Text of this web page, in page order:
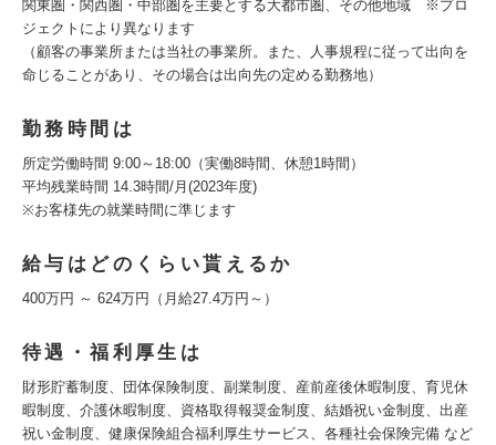
関東圏・関西圏・中部圏を主要とする大都市圏、その他地域 ※プロ
ジェクトにより異なります
（顧客の事業所または当社の事業所。また、人事規程に従って出向を
命じることがあり、その場合は出向先の定める勤務地）
勤務時間は
所定労働時間 9:00～18:00（実働8時間、休憩1時間）
平均残業時間 14.3時間/月(2023年度)
※お客様先の就業時間に準じます
給与はどのくらい貰えるか
400万円 ～ 624万円（月給27.4万円～）
待遇・福利厚生は
財形貯蓄制度、団体保険制度、副業制度、産前産後休暇制度、育児休
暇制度、介護休暇制度、資格取得報奨金制度、結婚祝い金制度、出産
祝い金制度、健康保険組合福利厚生サービス、各種社会保険完備 など